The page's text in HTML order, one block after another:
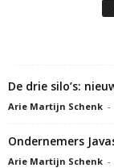
De drie silo’s:
Arie Martijn Schenk -
Ondernemers
Arie Martijn Schenk -